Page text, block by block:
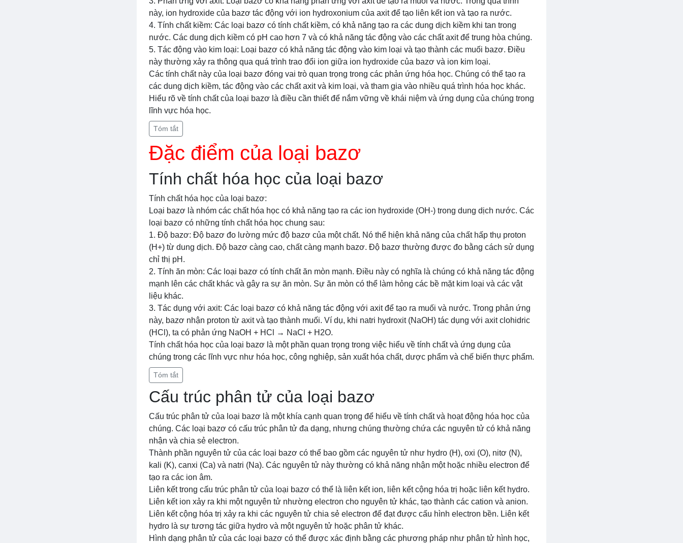
này, ion hydroxide của bazơ tác động với ion hydroxonium của axit để tạo liên kết ion và tạo ra nước.
4. Tính chất kiềm: Các loại bazơ có tính chất kiềm, có khả năng tạo ra các dung dịch kiềm khi tan trong
nước. Các dung dịch kiềm có pH cao hơn 7 và có khả năng tác động vào các chất axit để trung hòa chúng.
5. Tác động vào kim loại: Loại bazơ có khả năng tác động vào kim loại và tạo thành các muối bazơ. Điều
này thường xảy ra thông qua quá trình trao đổi ion giữa ion hydroxide của bazơ và ion kim loại.
Các tính chất này của loại bazơ đóng vai trò quan trọng trong các phản ứng hóa học. Chúng có thể tạo ra
các dung dịch kiềm, tác động vào các chất axit và kim loại, và tham gia vào nhiều quá trình hóa học khác.
Hiểu rõ về tính chất của loại bazơ là điều cần thiết để nắm vững về khái niệm và ứng dụng của chúng trong
lĩnh vực hóa học.
Tóm tắt
Đặc điểm của loại bazơ
Tính chất hóa học của loại bazơ
Tính chất hóa học của loại bazơ:
Loại bazơ là nhóm các chất hóa học có khả năng tạo ra các ion hydroxide (OH-) trong dung dịch nước. Các
loại bazơ có những tính chất hóa học chung sau:
1. Độ bazơ: Độ bazơ đo lường mức độ bazơ của một chất. Nó thể hiện khả năng của chất hấp thụ proton
(H+) từ dung dịch. Độ bazơ càng cao, chất càng mạnh bazơ. Độ bazơ thường được đo bằng cách sử dụng
chỉ thị pH.
2. Tính ăn mòn: Các loại bazơ có tính chất ăn mòn mạnh. Điều này có nghĩa là chúng có khả năng tác động
mạnh lên các chất khác và gây ra sự ăn mòn. Sự ăn mòn có thể làm hỏng các bề mặt kim loại và các vật
liệu khác.
3. Tác dụng với axit: Các loại bazơ có khả năng tác động với axit để tạo ra muối và nước. Trong phản ứng
này, bazơ nhận proton từ axit và tạo thành muối. Ví dụ, khi natri hydroxit (NaOH) tác dụng với axit clohidric
(HCl), ta có phản ứng NaOH + HCl → NaCl + H2O.
Tính chất hóa học của loại bazơ là một phần quan trọng trong việc hiểu về tính chất và ứng dụng của
chúng trong các lĩnh vực như hóa học, công nghiệp, sản xuất hóa chất, dược phẩm và chế biến thực phẩm.
Tóm tắt
Cấu trúc phân tử của loại bazơ
Cấu trúc phân tử của loại bazơ là một khía cạnh quan trọng để hiểu về tính chất và hoạt động hóa học của
chúng. Các loại bazơ có cấu trúc phân tử đa dạng, nhưng chúng thường chứa các nguyên tử có khả năng
nhận và chia sẻ electron.
Thành phần nguyên tử của các loại bazơ có thể bao gồm các nguyên tử như hydro (H), oxi (O), nitơ (N),
kali (K), canxi (Ca) và natri (Na). Các nguyên tử này thường có khả năng nhận một hoặc nhiều electron để
tạo ra các ion âm.
Liên kết trong cấu trúc phân tử của loại bazơ có thể là liên kết ion, liên kết cộng hóa trị hoặc liên kết hydro.
Liên kết ion xảy ra khi một nguyên tử nhường electron cho nguyên tử khác, tạo thành các cation và anion.
Liên kết cộng hóa trị xảy ra khi các nguyên tử chia sẻ electron để đạt được cấu hình electron bền. Liên kết
hydro là sự tương tác giữa hydro và một nguyên tử hoặc phân tử khác.
Hình dạng phân tử của các loại bazơ có thể được xác định bằng các phương pháp như phân tử hình học,